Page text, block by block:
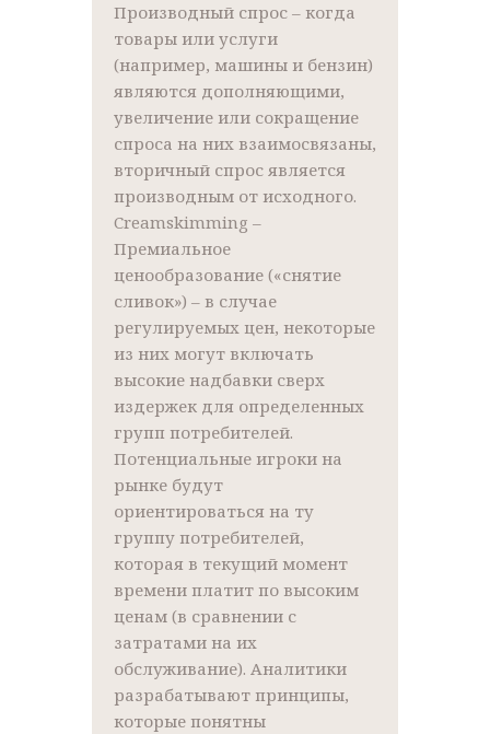
Производный спрос – когда
товары или услуги
(например, машины и бензин)
являются дополняющими,
увеличение или сокращение
спроса на них взаимосвязаны,
вторичный спрос является
производным от исходного.
Creamskimming –
Премиальное
ценообразование («снятие
сливок») – в случае
регулируемых цен, некоторые
из них могут включать
высокие надбавки сверх
издержек для определенных
групп потребителей.
Потенциальные игроки на
рынке будут
ориентироваться на ту
группу потребителей,
которая в текущий момент
времени платит по высоким
ценам (в сравнении с
затратами на их
обслуживание). Аналитики
разрабатывают принципы,
которые понятны